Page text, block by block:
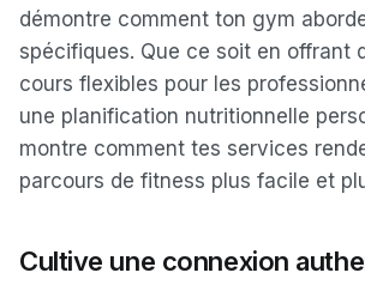
démontre comment ton gym
spécifiques. Que ce soit en offrant
cours flexibles pour les
une planification nutritionnelle
montre comment tes services
parcours de fitness plus facile et
Cultive une connexion